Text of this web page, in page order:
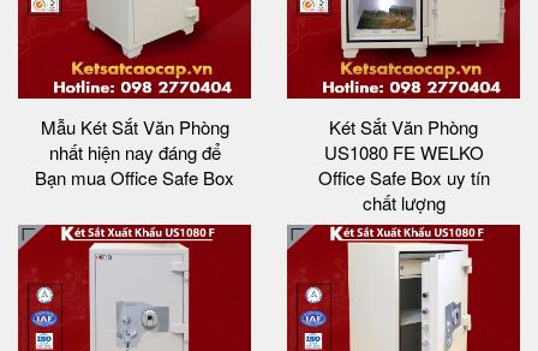
Mẫu Két Sắt Văn Phòng
nhất hiện nay đáng để
Bạn mua Office Safe Box
Két Sắt Văn Phòng
US1080 FE WELKO
Office Safe Box uy tín
chất lượng